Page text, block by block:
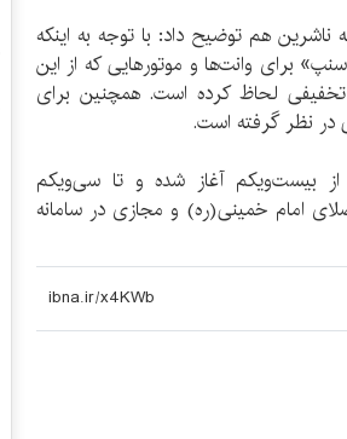
هم توضیح داد: با توجه به اینکه
برای وانت‌ها و موتورهایی که از این
تخفیفی لحاظ کرده است. همچنین برای
نظر گرفته است.
از بیست‌ویکم آغاز شده و تا سی‌ویکم
در مصلای امام خمینی(ره) و مجازی در سامانه